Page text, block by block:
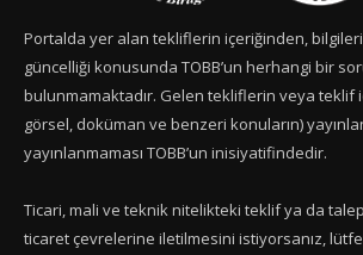
Portalda yer alan tekliflerin içeriğinden,
güncelliği konusunda TOBB’un herhangi bir
bulunmamaktadır. Gelen tekliflerin veya teklif
görsel, doküman ve benzeri konuların)
yayınlanmaması TOBB’un inisiyatifindedir.
Ticari, mali ve teknik nitelikteki teklif ya da
ticaret çevrelerine iletilmesini istiyorsanız,